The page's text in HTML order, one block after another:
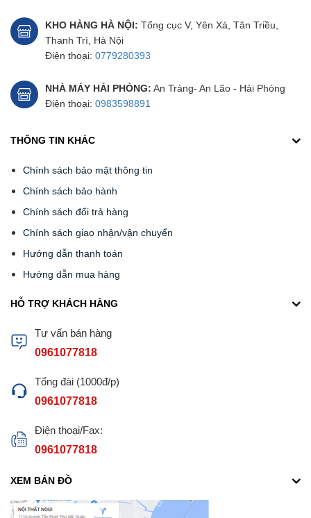
KHO HÀNG HÀ NỘI: Tổng cục V, Yên Xá, Tân Triều,
Thanh Trì, Hà Nội
Điện thoại: 0779280393
NHÀ MÁY HẢI PHÒNG: An Tràng- An Lão - Hải Phòng
Điện thoại: 0983598891
THÔNG TIN KHÁC
Chính sách bảo mật thông tin
Chính sách bảo hành
Chính sách đổi trả hàng
Chính sách giao nhận/vận chuyển
Hướng dẫn thanh toán
Hướng dẫn mua hàng
HỖ TRỢ KHÁCH HÀNG
Tư vấn bán hàng
0961077818
Tổng đài (1000đ/p)
0961077818
Điện thoại/Fax:
0961077818
XEM BẢN ĐỒ